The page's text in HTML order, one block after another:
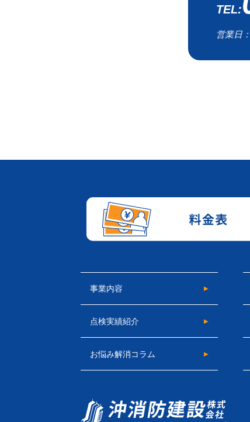
営業日
事業内容
点検実績紹介
お悩み解消コラム